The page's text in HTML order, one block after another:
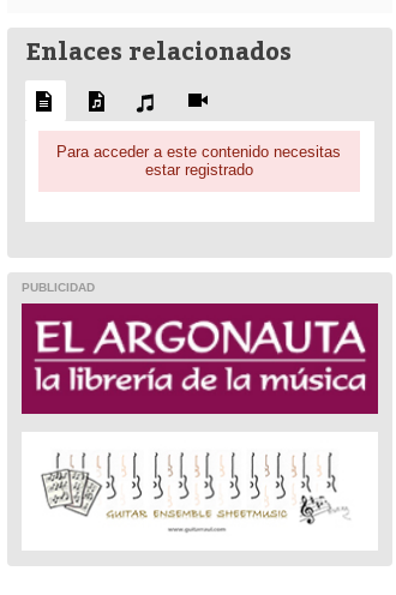
Enlaces relacionados
Para acceder a este contenido necesitas
estar registrado
PUBLICIDAD